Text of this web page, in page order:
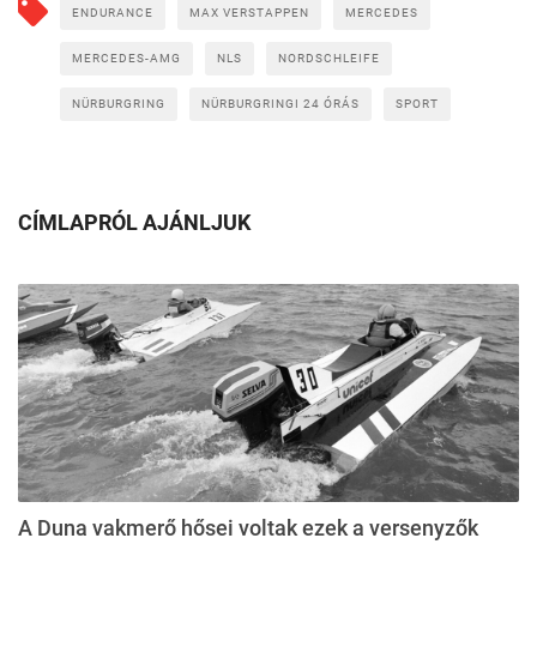
ENDURANCE MAX VERSTAPPEN MERCEDES
MERCEDES-AMG NLS NORDSCHLEIFE
NÜRBURGRING NÜRBURGRINGI 24 ÓRÁS SPORT
CÍMLAPRÓL AJÁNLJUK
A Duna vakmerő hősei voltak ezek a versenyzők